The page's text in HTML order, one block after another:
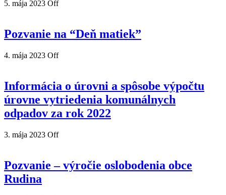
5. mája 2023 Off
Pozvanie na “Deň matiek”
4. mája 2023 Off
Informácia o úrovni a spôsobe výpočtu
úrovne vytriedenia komunálnych
odpadov za rok 2022
3. mája 2023 Off
Pozvanie – výročie oslobodenia obce
Rudina